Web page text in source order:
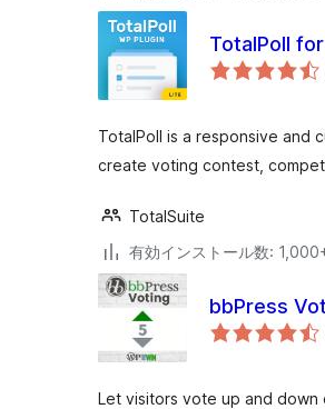
TotalPoll
TotalPoll is a responsive and
create voting contest,
TotalSuite
有効インストール数:
bbPress
Let visitors vote up and down